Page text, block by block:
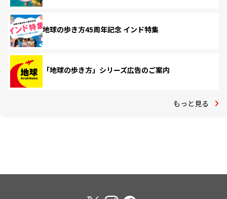
地球の歩き方45周年記念 インド特集
「地球の歩き方」シリーズ広告のご案内
もっと見る